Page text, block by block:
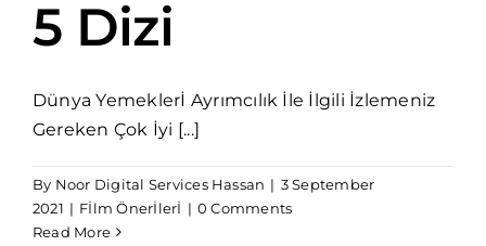
5 Dizi
Dünya Yemeklerİ Ayrımcılık İle İlgili İzlemeniz
Gereken Çok İyi [...]
By Noor Digital Services Hassan | 3 September
2021 | Fİlm Önerİlerİ | 0 Comments
Read More